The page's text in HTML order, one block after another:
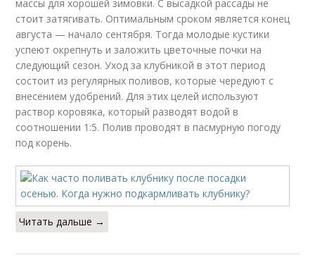
массы для хорошей зимовки. С высадкой рассады не
стоит затягивать. Оптимальным сроком является конец
августа — начало сентября. Тогда молодые кустики
успеют окрепнуть и заложить цветочные почки на
следующий сезон. Уход за клубникой в этот период
состоит из регулярных поливов, которые чередуют с
внесением удобрений. Для этих целей используют
раствор коровяка, который разводят водой в
соотношении 1:5. Полив проводят в пасмурную погоду
под корень.
Читать дальше →